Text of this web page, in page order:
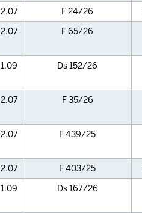
2.07 F 24/26
2.07 F 65/26
1.09 Ds 152/26
2.07 F 35/26
2.07 F 439/25
2.07 F 403/25
1.09 Ds 167/26